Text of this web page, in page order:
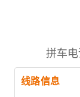
拼车电
线路信息